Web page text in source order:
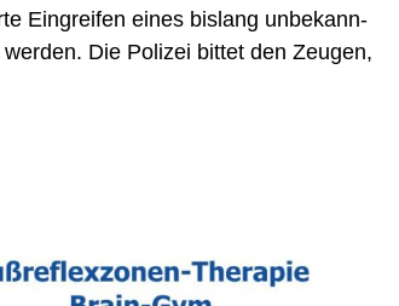
Ein­grei­fen eines bis­lang unbe­kann­
Die Poli­zei bit­tet den Zeu­gen,